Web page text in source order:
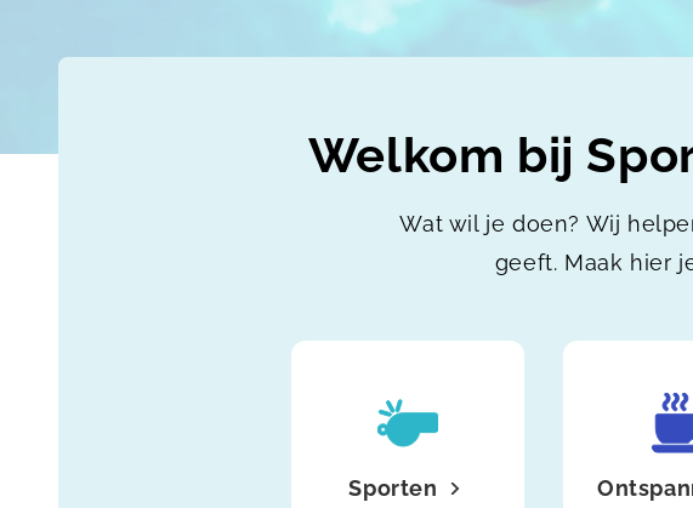
Welkom bij
Wat wil je doen? Wij
geeft. Maak hier
Sporten